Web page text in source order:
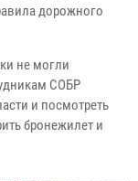
дорожного
не могли
СОБР
и посмотреть
бронежилет и